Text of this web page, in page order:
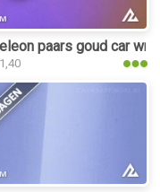
wrap foliepaars goud car